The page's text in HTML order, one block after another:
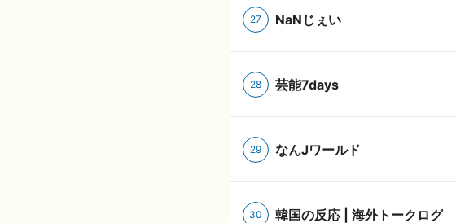
27 NaNじぇい
28 芸能7days
29 なんJワールド
30 韓国の反応 | 海外トークログ